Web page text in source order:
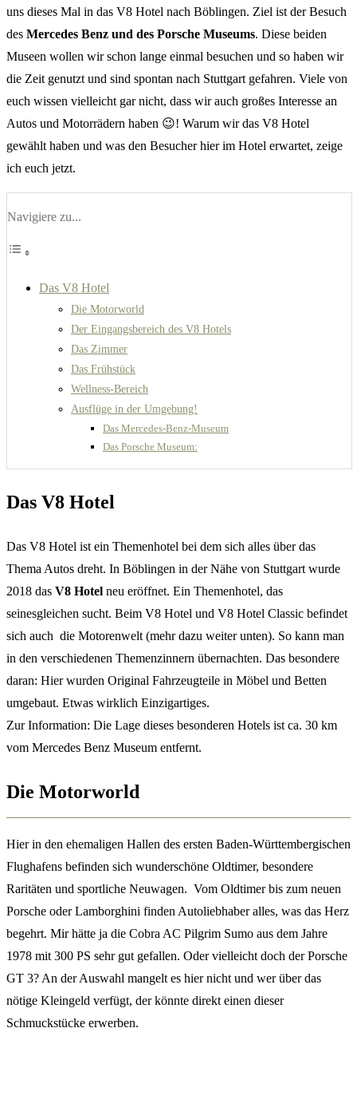
uns dieses Mal in das V8 Hotel nach Böblingen. Ziel ist der Besuch
des Mercedes Benz und des Porsche Museums. Diese beiden
Museen wollen wir schon lange einmal besuchen und so haben wir
die Zeit genutzt und sind spontan nach Stuttgart gefahren. Viele von
euch wissen vielleicht gar nicht, dass wir auch großes Interesse an
Autos und Motorrädern haben 😉! Warum wir das V8 Hotel
gewählt haben und was den Besucher hier im Hotel erwartet, zeige
ich euch jetzt.
Navigiere zu...
Das V8 Hotel
Die Motorworld
Der Eingangsbereich des V8 Hotels
Das Zimmer
Das Frühstück
Wellness-Bereich
Ausflüge in der Umgebung!
Das Mercedes-Benz-Museum
Das Porsche Museum:
Das V8 Hotel
Das V8 Hotel ist ein Themenhotel bei dem sich alles über das
Thema Autos dreht. In Böblingen in der Nähe von Stuttgart wurde
2018 das V8 Hotel neu eröffnet. Ein Themenhotel, das
seinesgleichen sucht. Beim V8 Hotel und V8 Hotel Classic befindet
sich auch die Motorenwelt (mehr dazu weiter unten). So kann man
in den verschiedenen Themenzinnern übernachten. Das besondere
daran: Hier wurden Original Fahrzeugteile in Möbel und Betten
umgebaut. Etwas wirklich Einzigartiges.
Zur Information: Die Lage dieses besonderen Hotels ist ca. 30 km
vom Mercedes Benz Museum entfernt.
Die Motorworld
Hier in den ehemaligen Hallen des ersten Baden-Württembergischen
Flughafens befinden sich wunderschöne Oldtimer, besondere
Raritäten und sportliche Neuwagen. Vom Oldtimer bis zum neuen
Porsche oder Lamborghini finden Autoliebhaber alles, was das Herz
begehrt. Mir hätte ja die Cobra AC Pilgrim Sumo aus dem Jahre
1978 mit 300 PS sehr gut gefallen. Oder vielleicht doch der Porsche
GT 3? An der Auswahl mangelt es hier nicht und wer über das
nötige Kleingeld verfügt, der könnte direkt einen dieser
Schmuckstücke erwerben.